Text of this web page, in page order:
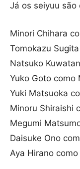
Já os seiyuu são
Minori Chihara
Tomokazu
Natsuko
Yuko Goto como
Yuki Matsuoka
Minoru Shiraishi
Megumi
Daisuke Ono
Aya Hirano